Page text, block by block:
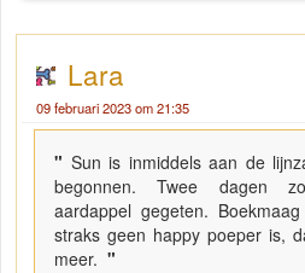
Lara
09 februari 2023 om 21:35
" Sun is inmiddels aan de
begonnen. Twee dagen
aardappel gegeten.
straks geen happy poeper is,
meer. "